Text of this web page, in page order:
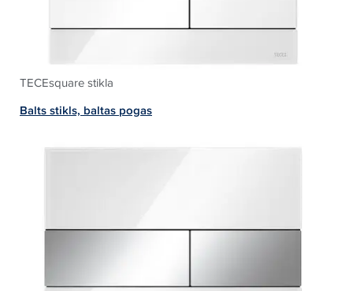
TECEsquare stikla
Balts stikls, baltas pogas